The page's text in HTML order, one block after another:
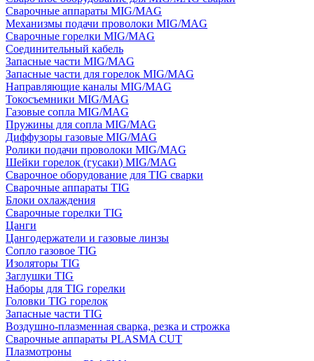
Сварочные аппараты MIG/MAG
Механизмы подачи проволоки MIG/MAG
Сварочные горелки MIG/MAG
Соединительный кабель
Запасные части MIG/MAG
Запасные части для горелок MIG/MAG
Направляющие каналы MIG/MAG
Токосъемники MIG/MAG
Газовые сопла MIG/MAG
Пружины для сопла MIG/MAG
Диффузоры газовые MIG/MAG
Ролики подачи проволоки MIG/MAG
Шейки горелок (гусаки) MIG/MAG
Сварочное оборудование для TIG сварки
Сварочные аппараты TIG
Блоки охлаждения
Сварочные горелки TIG
Цанги
Цангодержатели и газовые линзы
Сопло газовое TIG
Изоляторы TIG
Заглушки TIG
Наборы для TIG горелки
Головки TIG горелок
Запасные части TIG
Воздушно-плазменная сварка, резка и строжка
Сварочные аппараты PLASMA CUT
Плазмотроны